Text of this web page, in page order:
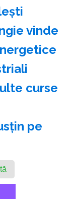
vinde
curse
pe